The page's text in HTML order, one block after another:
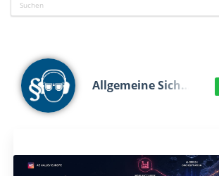
Allgemeine Sich…